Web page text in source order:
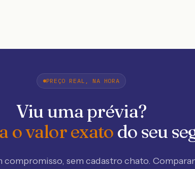
PREÇO REAL, NA HORA
Viu uma prévia?
o valor exato do seu
compromisso, sem cadastro chato.